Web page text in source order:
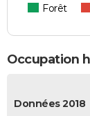
Forêt
Occupation
Données 2018